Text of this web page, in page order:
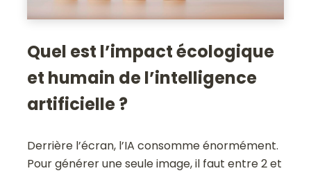
Quel est l’impact écologique
et humain de l’intelligence
artificielle ?
Derrière l’écran, l’IA consomme énormément.
Pour générer une seule image, il faut entre 2 et